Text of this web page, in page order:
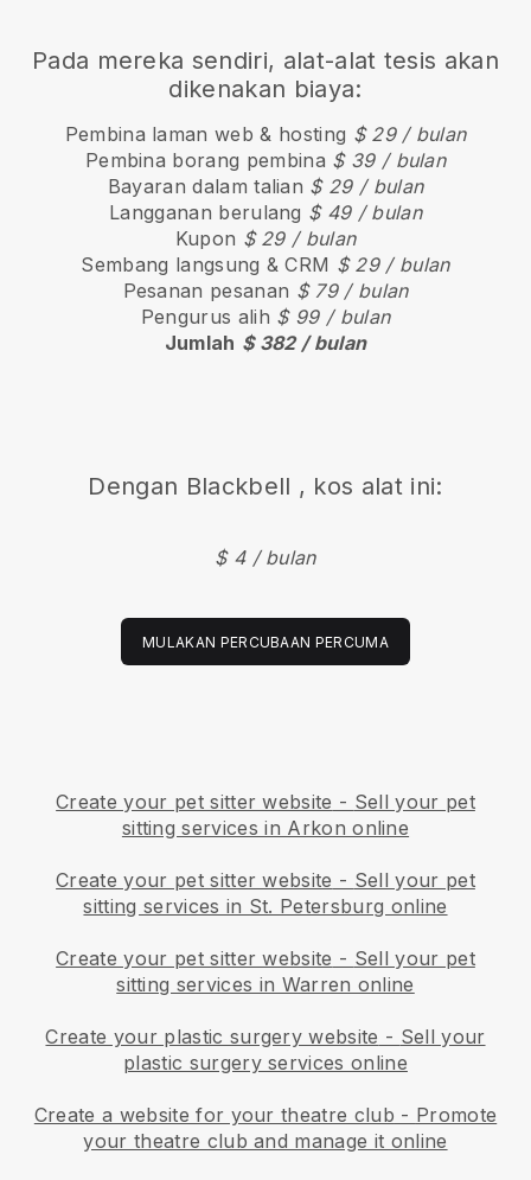
Pada mereka sendiri, alat-alat tesis akan
dikenakan biaya:
Pembina laman web & hosting $ 29 / bulan
Pembina borang pembina $ 39 / bulan
Bayaran dalam talian $ 29 / bulan
Langganan berulang $ 49 / bulan
Kupon $ 29 / bulan
Sembang langsung & CRM $ 29 / bulan
Pesanan pesanan $ 79 / bulan
Pengurus alih $ 99 / bulan
Jumlah $ 382 / bulan
Dengan Blackbell , kos alat ini:
$ 4 / bulan
MULAKAN PERCUBAAN PERCUMA
Create your pet sitter website - Sell your pet
sitting services in Arkon online
Create your pet sitter website - Sell your pet
sitting services in St. Petersburg online
Create your pet sitter website - Sell your pet
sitting services in Warren online
Create your plastic surgery website - Sell your
plastic surgery services online
Create a website for your theatre club - Promote
your theatre club and manage it online